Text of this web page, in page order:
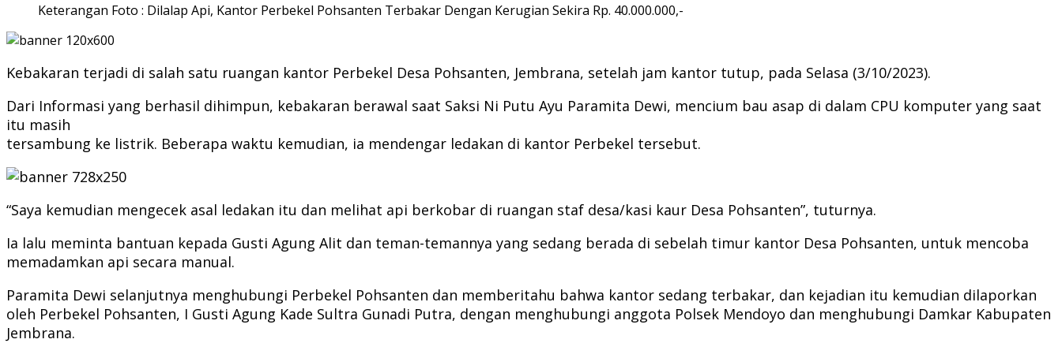
Keterangan Foto : Dilalap Api, Kantor Perbekel Pohsanten Terbakar Dengan Kerugian Sekira Rp. 40.000.000,-
Kebakaran terjadi di salah satu ruangan kantor Perbekel Desa Pohsanten, Jembrana, setelah jam kantor tutup, pada Selasa (3/10/2023).
Dari Informasi yang berhasil dihimpun, kebakaran berawal saat Saksi Ni Putu Ayu Paramita Dewi, mencium bau asap di dalam CPU komputer yang saat
itu masih
tersambung ke listrik. Beberapa waktu kemudian, ia mendengar ledakan di kantor Perbekel tersebut.
“Saya kemudian mengecek asal ledakan itu dan melihat api berkobar di ruangan staf desa/kasi kaur Desa Pohsanten”, tuturnya.
Ia lalu meminta bantuan kepada Gusti Agung Alit dan teman-temannya yang sedang berada di sebelah timur kantor Desa Pohsanten, untuk mencoba
memadamkan api secara manual.
Paramita Dewi selanjutnya menghubungi Perbekel Pohsanten dan memberitahu bahwa kantor sedang terbakar, dan kejadian itu kemudian dilaporkan
oleh Perbekel Pohsanten, I Gusti Agung Kade Sultra Gunadi Putra, dengan menghubungi anggota Polsek Mendoyo dan menghubungi Damkar Kabupaten
Jembrana.